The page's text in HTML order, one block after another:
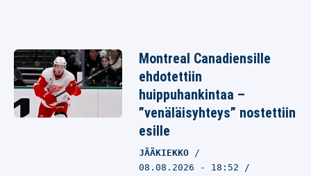
Montreal Canadiensille
ehdotettiin
huippuhankintaa –
”venäläisyhteys” nostettiin
esille
JÄÄKIEKKO
08.08.2026 - 18:52